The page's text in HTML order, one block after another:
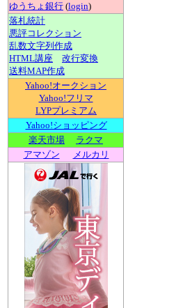
ゆうちょ銀行 (login)
落札統計
悪評コレクション
乱数文字列作成
HTML講座
改行変換
送料MAP作成
Yahoo!オークション
Yahoo!フリマ
LYPプレミアム
Yahoo!ショッピング
楽天市場
ラクマ
アマゾン
メルカリ